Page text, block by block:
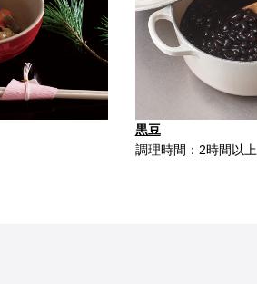
黒豆
調理時間：2時間以上